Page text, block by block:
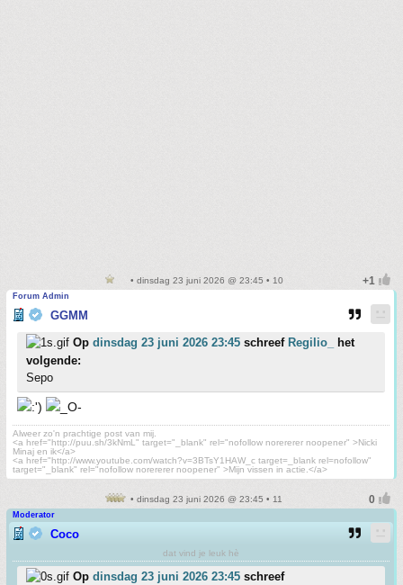
• dinsdag 23 juni 2026 @ 23:45 • 10
Forum Admin
GGMM
Op dinsdag 23 juni 2026 23:45 schreef Regilio_
het
volgende:
Sepo
Alweer zo'n prachtige post van mij.
<a href="http://puu.sh/3kNmL" target="_blank" rel="nofollow norererer noopener" >Nicki
Minaj en ik</a>
<a href="http://www.youtube.com/watch?v=3BTsY1HAW_c target=_blank rel=nofollow"
target="_blank" rel="nofollow norererer noopener" >Mijn vissen in actie.</a>
• dinsdag 23 juni 2026 @ 23:45 • 11
Moderator
Coco
dat vind je leuk hè
Op dinsdag 23 juni 2026 23:45 schreef